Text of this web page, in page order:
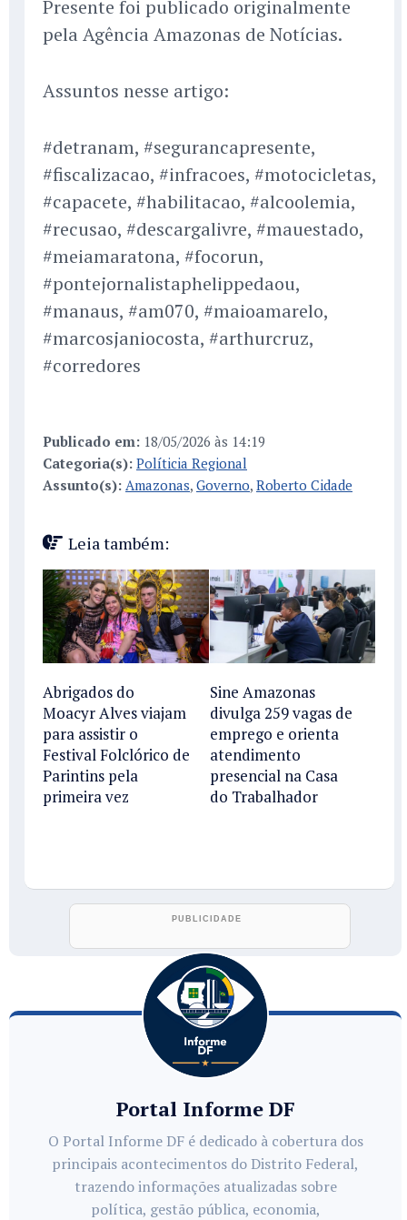
Presente foi publicado originalmente
pela Agência Amazonas de Notícias.
Assuntos nesse artigo:
#detranam, #segurancapresente,
#fiscalizacao, #infracoes, #motocicletas,
#capacete, #habilitacao, #alcoolemia,
#recusao, #descargalivre, #mauestado,
#meiamaratona, #focorun,
#pontejornalistaphelippedaou,
#manaus, #am070, #maioamarelo,
#marcosjaniocosta, #arthurcruz,
#corredores
Publicado em: 18/05/2026 às 14:19
Categoria(s): Políticia Regional
Assunto(s): Amazonas, Governo, Roberto Cidade
Leia também:
Abrigados do
Moacyr Alves viajam
para assistir o
Festival Folclórico de
Parintins pela
primeira vez
Sine Amazonas
divulga 259 vagas de
emprego e orienta
atendimento
presencial na Casa
do Trabalhador
Portal Informe DF
O Portal Informe DF é dedicado à cobertura dos
principais acontecimentos do Distrito Federal,
trazendo informações atualizadas sobre
política, gestão pública, economia,